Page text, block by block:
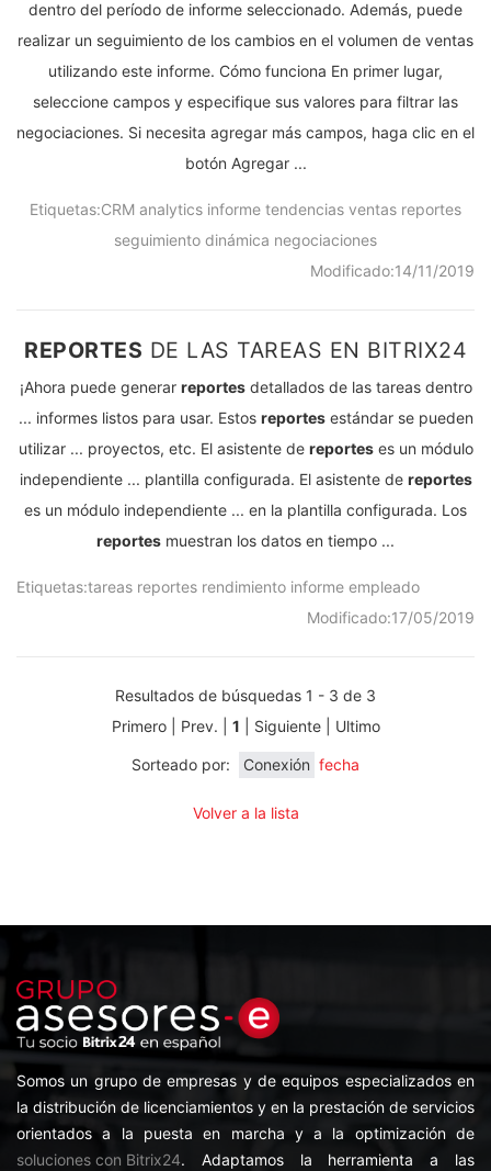
dentro del período de informe seleccionado. Además, puede
realizar un seguimiento de los cambios en el volumen de ventas
utilizando este informe. Cómo funciona En primer lugar,
seleccione campos y especifique sus valores para filtrar las
negociaciones. Si necesita agregar más campos, haga clic en el
botón Agregar ...
Etiquetas:CRM analytics informe tendencias ventas reportes
seguimiento dinámica negociaciones
Modificado:14/11/2019
REPORTES DE LAS TAREAS EN BITRIX24
¡Ahora puede generar reportesdetallados de las tareas dentro
... informes listos para usar. Estos reportesestándar se pueden
utilizar ... proyectos, etc. El asistente de reporteses un módulo
independiente ... plantilla configurada. El asistente de reportes
es un módulo independiente ... ​​en la plantilla configurada. Los
reportes muestran los datos en tiempo ...
Etiquetas:tareas reportes rendimiento informe empleado
Modificado:17/05/2019
Resultados de búsquedas 1 - 3 de 3
Primero | Prev. | 1 | Siguiente | Ultimo
Sorteado por: Conexión fecha
Volver a la lista
Somos un grupo de empresas y de equipos especializados en
la distribución de licenciamientos y en la prestación de servicios
orientados a la puesta en marcha y a la optimización de
soluciones con Bitrix24. Adaptamos la herramienta a las